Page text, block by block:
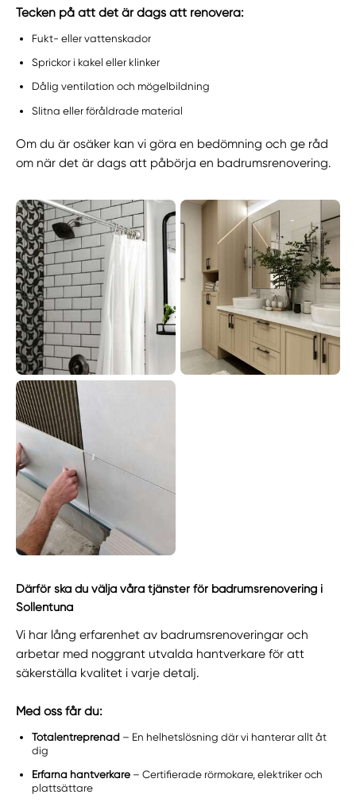
Tecken på att det är dags att renovera:
Fukt- eller vattenskador
Sprickor i kakel eller klinker
Dålig ventilation och mögelbildning
Slitna eller föråldrade material
Om du är osäker kan vi göra en bedömning och ge råd
om när det är dags att påbörja en badrumsrenovering.
Därför ska du välja våra tjänster för badrumsrenovering i
Sollentuna
Vi har lång erfarenhet av badrumsrenoveringar och
arbetar med noggrant utvalda hantverkare för att
säkerställa kvalitet i varje detalj.
Med oss får du:
Totalentreprenad – En helhetslösning där vi hanterar allt åt
dig
Erfarna hantverkare – Certifierade rörmokare, elektriker och
plattsättare